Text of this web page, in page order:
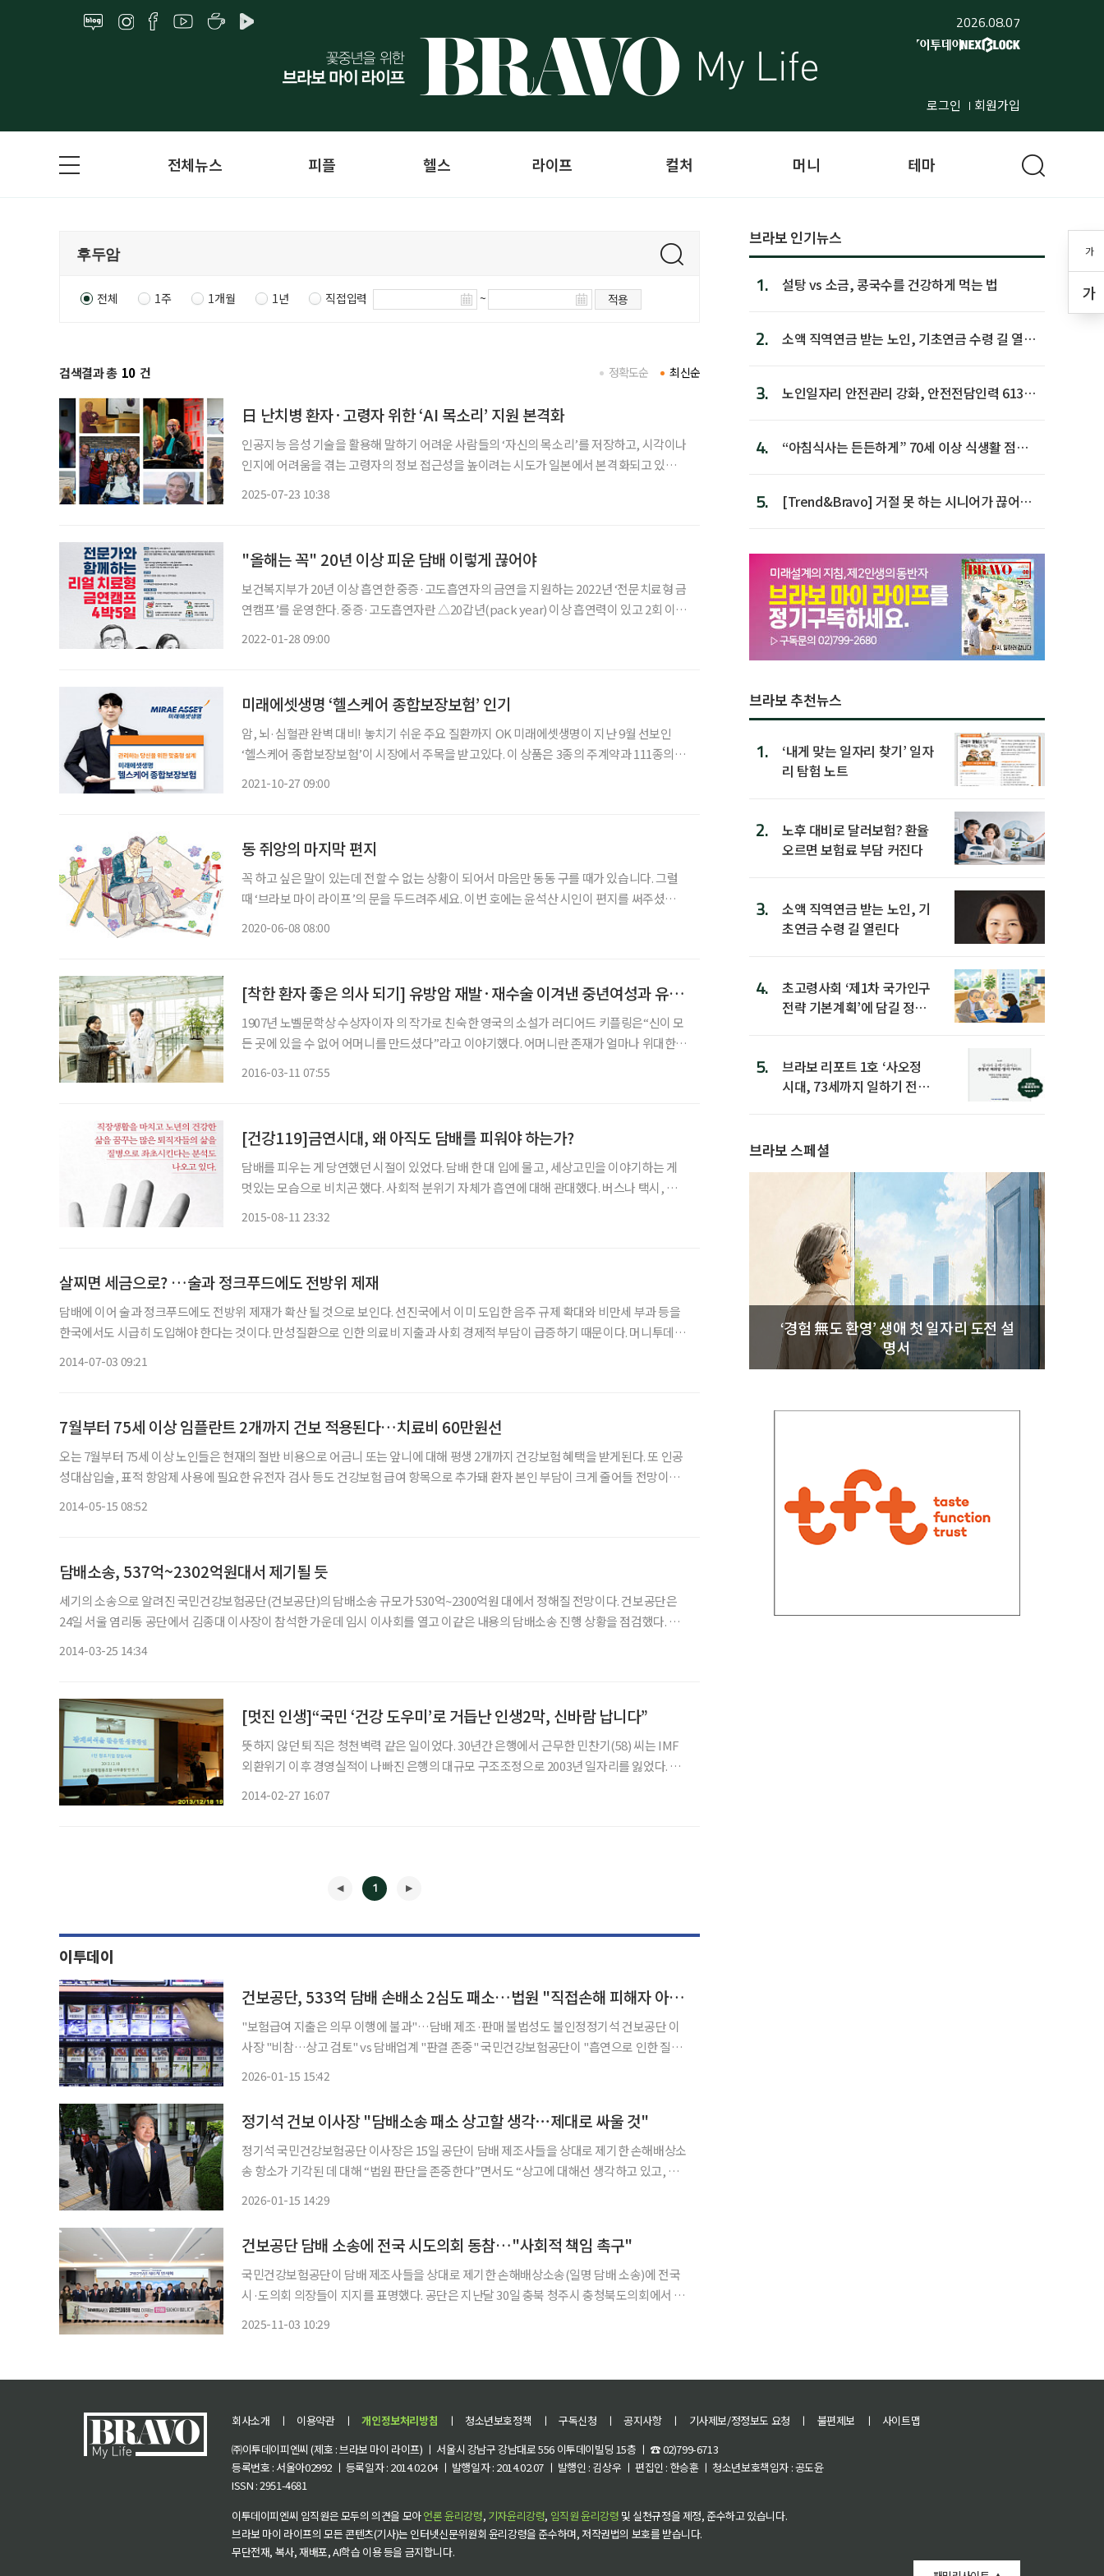
2026.08.07
로그인 회원가입
가
가
전체뉴스 피플 헬스 라이프 컬처 머니 테마
전체 1주 1개월 1년 직접입력 ~ 적용
검색결과 총 10 건 최신순
정확도순
日 난치병 환자·고령자 위한 ‘AI 목소리’ 지원 본격화
인공지능 음성 기술을 활용해 말하기 어려운 사람들의 ‘자신의 목소리’를 저장하고, 시각이나
인지에 어려움을 겪는 고령자의 정보 접근성을 높이려는 시도가 일본에서 본격화되고 있다.
2025-07-23 10:38
"올해는 꼭" 20년 이상 피운 담배 이렇게 끊어야
보건복지부가 20년 이상 흡연한 중증·고도흡연자의 금연을 지원하는 2022년 ‘전문치료형 금
연캠프’를 운영한다. 중증·고도흡연자란 △20갑년(pack year) 이상 흡연력이 있고 2회 이상
2022-01-28 09:00
미래에셋생명 ‘헬스케어 종합보장보험’ 인기
암, 뇌·심혈관 완벽 대비! 놓치기 쉬운 주요 질환까지 OK 미래에셋생명이 지난 9월 선보인
‘헬스케어 종합보장보험’이 시장에서 주목을 받고있다. 이 상품은 3종의 주계약과 111종의
2021-10-27 09:00
동 쥐앙의 마지막 편지
꼭 하고 싶은 말이 있는데 전할 수 없는 상황이 되어서 마음만 동동 구를 때가 있습니다. 그럴
때 ‘브라보 마이 라이프’의 문을 두드려주세요. 이번 호에는 윤석산 시인이 편지를 써주셨습니
2020-06-08 08:00
[착한 환자 좋은 의사 되기] 유방암 재발·재수술 이겨낸 중년여성과 유방·갑상선외과 교수의 라뽀
1907년 노벨문학상 수상자이자 의 작가로 친숙한 영국의 소설가 러디어드 키플링은“신이 모
든 곳에 있을 수 없어 어머니를 만드셨다”라고 이야기했다. 어머니란 존재가 얼마나 위대한
2016-03-11 07:55
[건강119]금연시대, 왜 아직도 담배를 피워야 하는가?
담배를 피우는 게 당연했던 시절이 있었다. 담배 한 대 입에 물고, 세상고민을 이야기하는 게
멋있는 모습으로 비치곤 했다. 사회적 분위기 자체가 흡연에 대해 관대했다. 버스나 택시, 극
2015-08-11 23:32
살찌면 세금으로? …술과 정크푸드에도 전방위 제재
담배에 이어 술과 정크푸드에도 전방위 제재가 확산 될 것으로 보인다. 선진국에서 이미 도입한 음주 규제 확대와 비만세 부과 등을
한국에서도 시급히 도입해야 한다는 것이다. 만성질환으로 인한 의료비 지출과 사회 경제적 부담이 급증하기 때문이다. 머니투데이
2014-07-03 09:21
7월부터 75세 이상 임플란트 2개까지 건보 적용된다…치료비 60만원선
오는 7월부터 75세 이상 노인들은 현재의 절반 비용으로 어금니 또는 앞니에 대해 평생 2개까지 건강보험 혜택을 받게된다. 또 인공
성대삽입술, 표적 항암제 사용에 필요한 유전자 검사 등도 건강보험 급여 항목으로 추가돼 환자 본인 부담이 크게 줄어들 전망이다.
2014-05-15 08:52
담배소송, 537억~2302억원대서 제기될 듯
세기의 소송으로 알려진 국민건강보험공단(건보공단)의 담배소송 규모가 530억~2300억원 대에서 정해질 전망이다. 건보공단은
24일 서울 염리동 공단에서 김종대 이사장이 참석한 가운데 임시 이사회를 열고 이같은 내용의 담배소송 진행 상황을 점검했다. 건
2014-03-25 14:34
[멋진 인생]“국민 ‘건강 도우미’로 거듭난 인생2막, 신바람 납니다”
뜻하지 않던 퇴직은 청천벽력 같은 일이었다. 30년간 은행에서 근무한 민찬기(58) 씨는 IMF
외환위기 이후 경영실적이 나빠진 은행의 대규모 구조조정으로 2003년 일자리를 잃었다. 살
2014-02-27 16:07
1
이투데이
건보공단, 533억 담배 손배소 2심도 패소…법원 "직접손해 피해자 아냐"
"보험급여 지출은 의무 이행에 불과"…담배 제조·판매 불법성도 불인정정기석 건보공단 이
사장 "비참…상고 검토" vs 담배업계 "판결 존중" 국민건강보험공단이 "흡연으로 인한 질병
2026-01-15 15:42
정기석 건보 이사장 "담배소송 패소 상고할 생각⋯제대로 싸울 것"
정기석 국민건강보험공단 이사장은 15일 공단이 담배 제조사들을 상대로 제기한 손해배상소
송 항소가 기각된 데 대해 “법원 판단을 존중한다”면서도 “상고에 대해선 생각하고 있고, 여
2026-01-15 14:29
건보공단 담배 소송에 전국 시도의회 동참…"사회적 책임 촉구"
국민건강보험공단이 담배 제조사들을 상대로 제기한 손해배상소송(일명 담배 소송)에 전국
시·도의회 의장들이 지지를 표명했다. 공단은 지난달 30일 충북 청주시 충청북도의회에서 열
2025-11-03 10:29
브라보 인기뉴스
1. 설탕 vs 소금, 콩국수를 건강하게 먹는 법
2.
소액 직역연금 받는 노인, 기초연금 수령 길 열린
3.
노인일자리 안전관리 강화, 안전전담인력 613명
4.
“아침식사는 든든하게” 70세 이상 식생활 점수
5.
[Trend&Bravo] 거절 못 하는 시니어가 끊어야
브라보 추천뉴스
1.
‘내게 맞는 일자리 찾기’ 일자
리 탐험 노트
2.
노후 대비로 달러보험? 환율
오르면 보험료 부담 커진다
3.
소액 직역연금 받는 노인, 기
초연금 수령 길 열린다
4.
초고령사회 ‘제1차 국가인구
전략 기본계획’에 담길 정책
5.
브라보 리포트 1호 ‘사오정
시대, 73세까지 일하기 전략’
브라보 스페셜
‘경험 無도 환영’ 생애 첫 일자리 도전 설
명서
회사소개 ㅣ 이용약관 ㅣ 개인정보처리방침 ㅣ 청소년보호정책 ㅣ 구독신청 ㅣ 공지사항 ㅣ 기사제보/정정보도 요청 ㅣ 불편제보 ㅣ
사이트맵
㈜이투데이피엔씨 (제호 : 브라보 마이 라이프) ㅣ 서울시 강남구 강남대로 556 이투데이빌딩 15층 ㅣ ☎ 02)799-6713
등록번호 : 서울아02992 ㅣ 등록일자 : 2014.02.04 ㅣ 발행일자 : 2014.02.07 ㅣ 발행인 : 김상우 ㅣ 편집인 : 한승훈 ㅣ 청소년보호책임자 : 공도윤
ISSN : 2951-4681
이투데이피엔씨 임직원은 모두의 의견을 모아언론 윤리강령, 기자윤리강령, 임직원 윤리강령 및 실천규정을 제정, 준수하고 있습니다.
브라보 마이 라이프의 모든 콘텐츠(기사)는 인터넷신문위원회 윤리강령을 준수하며, 저작권법의 보호를 받습니다.
무단전재, 복사, 재배포, AI학습 이용 등을 금지합니다.